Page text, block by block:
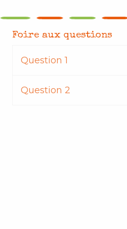
Foire aux questions
Question 1
Question 2